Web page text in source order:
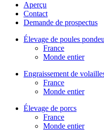
Aperçu
Contact
Demande de prospectus
Élevage de poules
France
Monde entier
Engraissement de
France
Monde entier
Élevage de porcs
France
Monde entier